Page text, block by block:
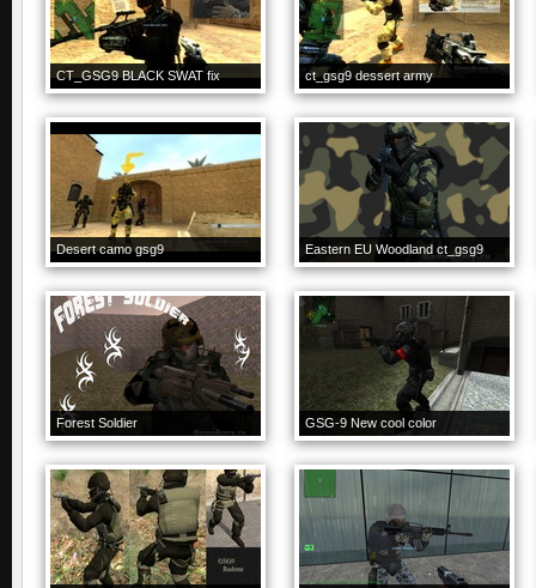
CT_GSG9 BLACK SWAT fix ct_gsg9 dessert army
Desert camo gsg9 Eastern EU Woodland ct_gsg9
Forest Soldier GSG-9 New cool color